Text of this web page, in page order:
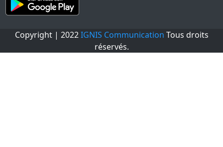
Copyright | 2022IGNIS Communication Tous droits
réservés.